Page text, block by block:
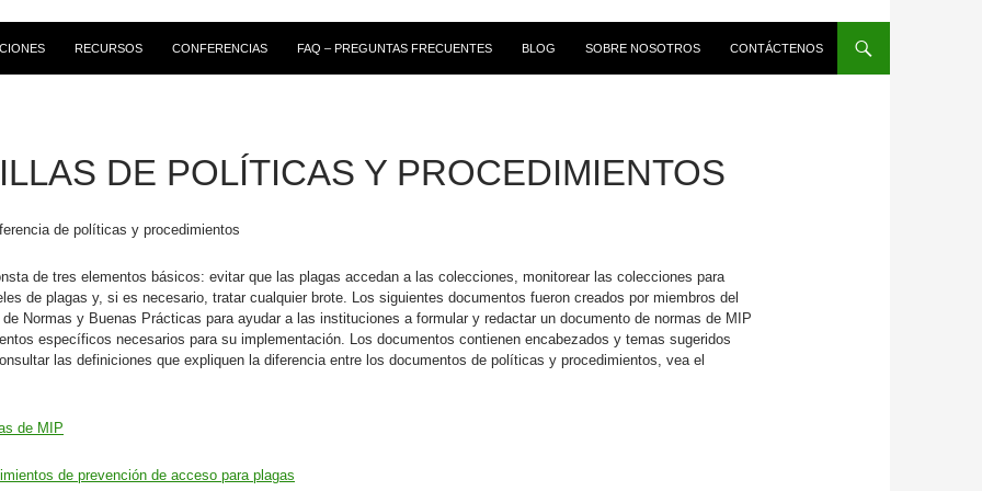
RECURSOS CONFERENCIAS FAQ – PREGUNTAS FRECUENTES BLOG SOBRE NOSOTROS CONTÁCTENOS
DE POLÍTICAS Y PROCEDIMIENTOS
de políticas y procedimientos
de tres elementos básicos: evitar que las plagas accedan a las colecciones, monitorear las colecciones para
de plagas y, si es necesario, tratar cualquier brote. Los siguientes documentos fueron creados por miembros del
de Normas y Buenas Prácticas para ayudar a las instituciones a formular y redactar un documento de normas de MIP
específicos necesarios para su implementación. Los documentos contienen encabezados y temas sugeridos
las definiciones que expliquen la diferencia entre los documentos de políticas y procedimientos, vea el
de MIP
de prevención de acceso para plagas